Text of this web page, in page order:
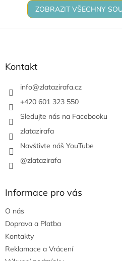
ZOBRAZIT VŠECHNY
Z
Kontakt
info@zlatazirafa.cz
+420 601 323 550
Sledujte nás na Facebooku
zlatazirafa
Navštivte náš YouTube
@zlatazirafa
Informace pro vás
O nás
Doprava a Platba
Kontakty
Reklamace a Vrácení